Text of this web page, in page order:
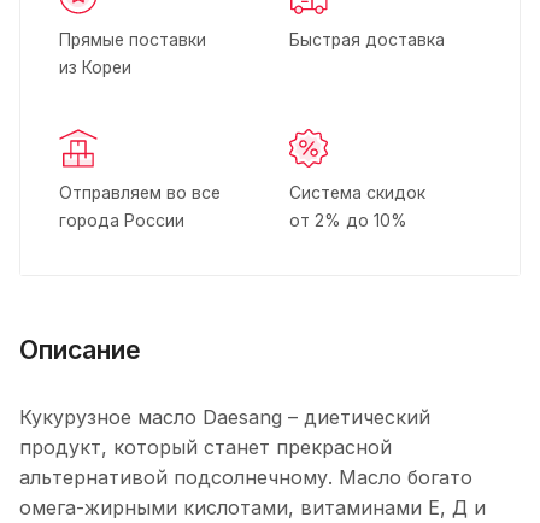
Прямые поставки
из Кореи
Быстрая доставка
Отправляем во все
города России
Система скидок
от 2% до 10%
Описание
Кукурузное масло Daesang – диетический
продукт, который станет прекрасной
альтернативой подсолнечному. Масло богато
омега-жирными кислотами, витаминами Е, Д и